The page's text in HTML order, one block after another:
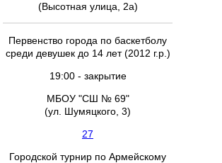
(Высотная улица, 2а)
Первенство города по баскетболу
среди девушек до 14 лет (2012 г.р.)
19:00 - закрытие
МБОУ "СШ № 69"
(ул. Шумяцкого, 3)
27
Городской турнир по Армейскому